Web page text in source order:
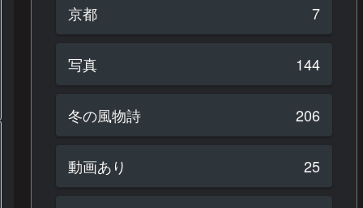
京都 7
写真 144
冬の風物詩 206
動画あり 25